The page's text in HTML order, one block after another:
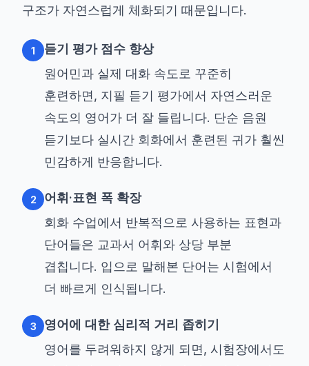
구조가 자연스럽게 체화되기 때문입니다.
1
듣기 평가 점수 향상
원어민과 실제 대화 속도로 꾸준히
훈련하면, 지필 듣기 평가에서 자연스러운
속도의 영어가 더 잘 들립니다. 단순 음원
듣기보다 실시간 회화에서 훈련된 귀가 훨씬
민감하게 반응합니다.
2
어휘·표현 폭 확장
회화 수업에서 반복적으로 사용하는 표현과
단어들은 교과서 어휘와 상당 부분
겹칩니다. 입으로 말해본 단어는 시험에서
더 빠르게 인식됩니다.
3
영어에 대한 심리적 거리 좁히기
영어를 두려워하지 않게 되면, 시험장에서도